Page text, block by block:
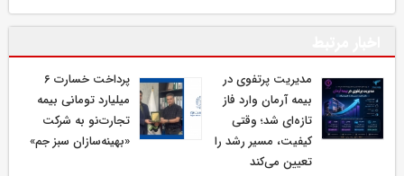
مدیریت پرتفوی در
بیمه آرمان وارد فاز
تازه‌ای شد؛ وقتی
کیفیت، مسیر رشد را
تعیین می‌کند
پرداخت خسارت ۶
میلیارد تومانی بیمه
تجارت‌نو به شرکت
«بهینه‌سازان سبز جم»